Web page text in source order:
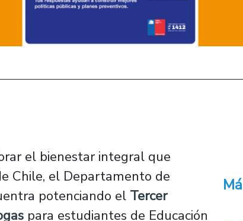
el bienestar integral que
Chile, el Departamento de
potenciando el Tercer
para estudiantes de Educación